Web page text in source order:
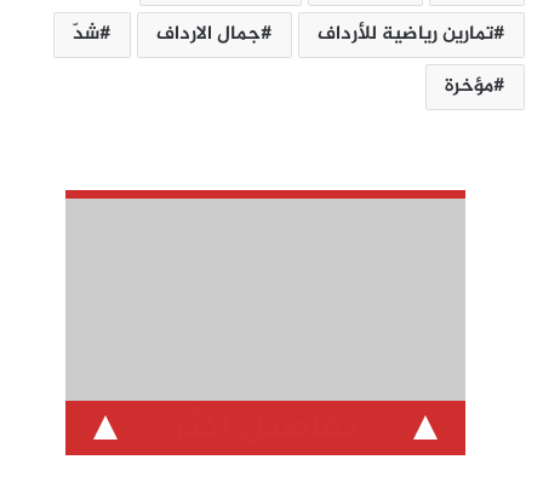
تمارين رياضية للأرداف
جمال الارداف
شدّ
مؤخرة